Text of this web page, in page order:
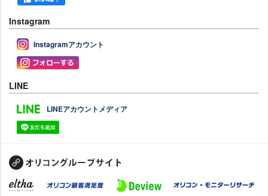
Instagram
Instagramアカウント
LINE
LINEアカウントメディア